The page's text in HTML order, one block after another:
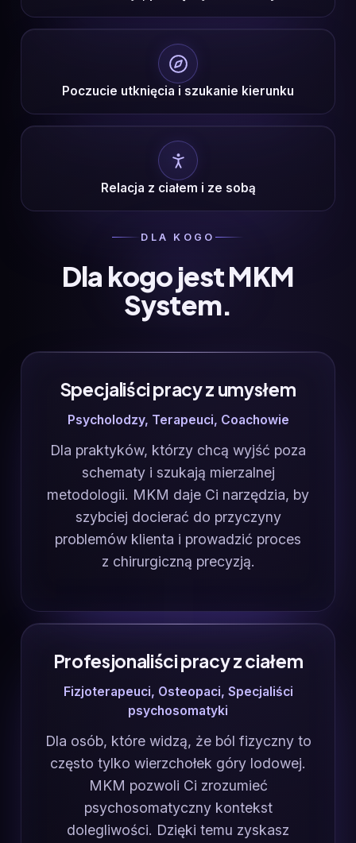
Poczucie utknięcia i szukanie kierunku
Relacja z ciałem i ze sobą
DLA KOGO
Dla kogo jest MKM
System.
Specjaliści pracy z umysłem
Psycholodzy, Terapeuci, Coachowie
Dla praktyków, którzy chcą wyjść poza
schematy i szukają mierzalnej
metodologii. MKM daje Ci narzędzia, by
szybciej docierać do przyczyny
problemów klienta i prowadzić proces
z chirurgiczną precyzją.
Profesjonaliści pracy z ciałem
Fizjoterapeuci, Osteopaci, Specjaliści
psychosomatyki
Dla osób, które widzą, że ból fizyczny to
często tylko wierzchołek góry lodowej.
MKM pozwoli Ci zrozumieć
psychosomatyczny kontekst
dolegliwości. Dzięki temu zyskasz